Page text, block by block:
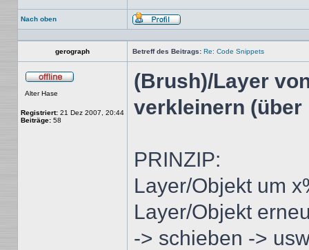
Nach oben
Profil
gerograph Betreff des Beitrags: Re: Code Snippets
Alter Hase
Registriert: 21 Dez 2007, 20:44
Beiträge: 58
(Brush)/Layer
verkleinern (über
PRINZIP:
Layer/Objekt um
Layer/Objekt
-> schieben ->